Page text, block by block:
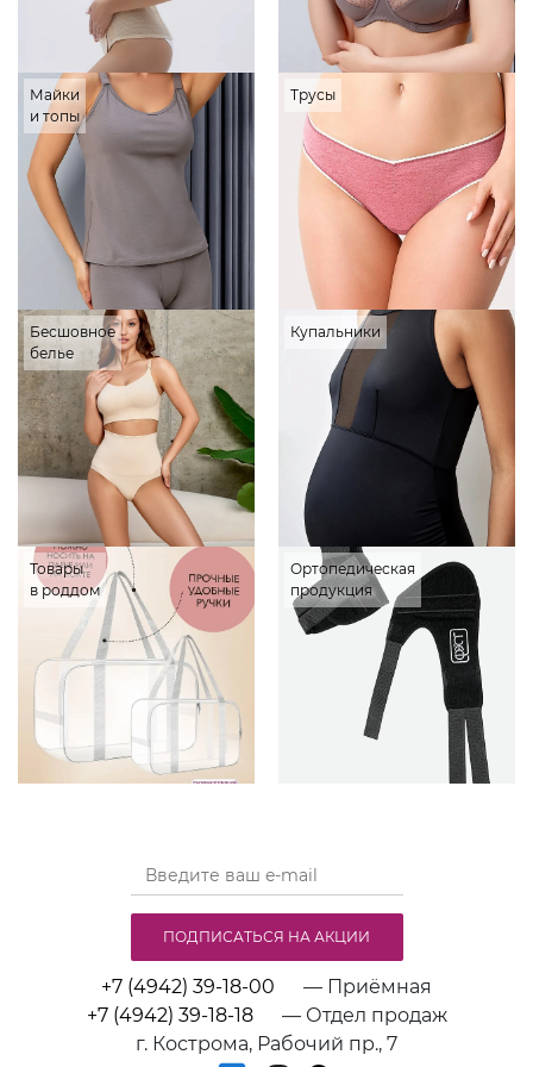
Майки
и топы
Трусы
Бесшовное
белье
Купальники
Товары
в роддом
Ортопедическая
продукция
+7 (4942) 39-18-00
— Приёмная
+7 (4942) 39-18-18
— Отдел продаж
г. Кострома, Рабочий пр., 7
ПОДПИСАТЬСЯ НА АКЦИИ